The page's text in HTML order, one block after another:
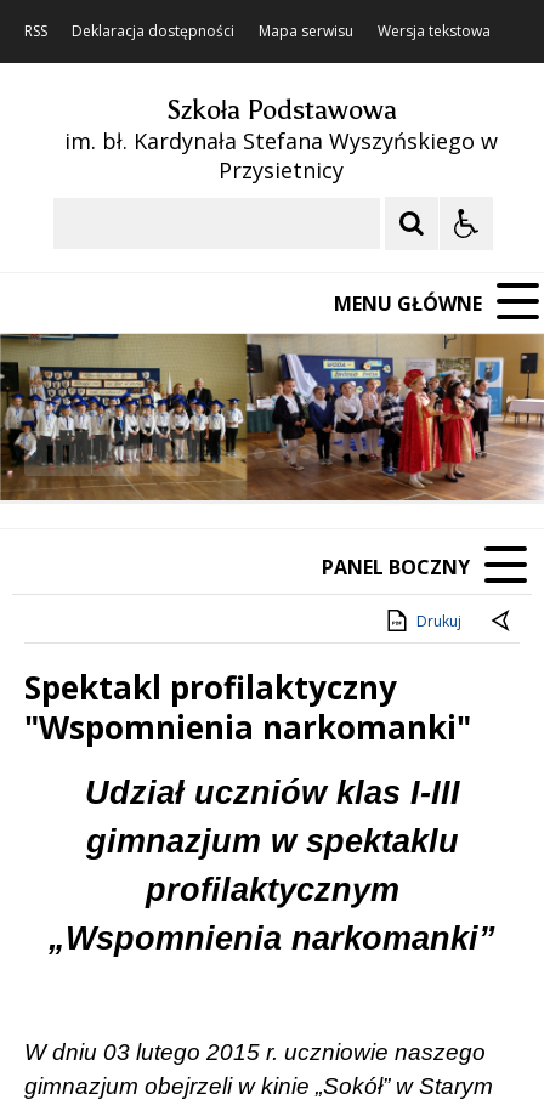
RSS Deklaracja dostępności Mapa serwisu Wersja tekstowa
Szkoła Podstawowa
im. bł. Kardynała Stefana Wyszyńskiego w
Przysietnicy
MENU GŁÓWNE
Poprzedni Element
Następny Element
❚❚
PANEL BOCZNY
Drukuj
Spektakl profilaktyczny
"Wspomnienia narkomanki"
TreśćUdział uczniów klas I-III
gimnazjum w spektaklu
profilaktycznym
„Wspomnienia narkomanki”
W dniu 03 lutego 2015 r. uczniowie naszego
gimnazjum obejrzeli w kinie „Sokół” w Starym